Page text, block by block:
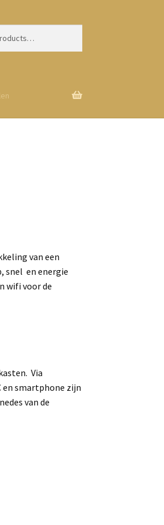
van een
snel en energie
wifi voor de
Via
en smartphone zijn
van de